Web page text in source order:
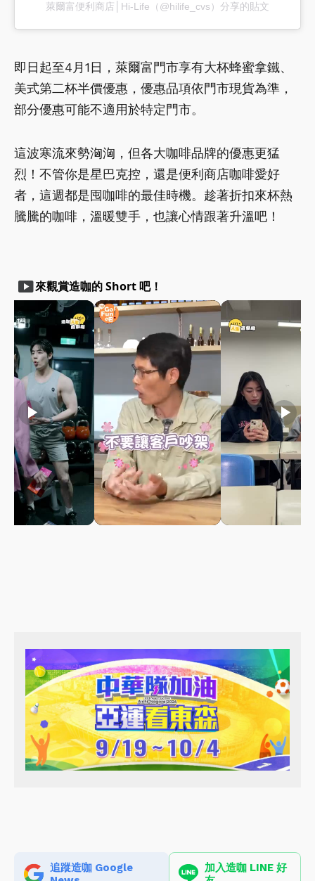
萊爾富便利商店│Hi-Life（@hilife_cvs）分享的貼文
即日起至4月1日，萊爾富門市享有大杯蜂蜜拿鐵、
美式第二杯半價優惠，優惠品項依門市現貨為準，
部分優惠可能不適用於特定門市。
這波寒流來勢洶洶，但各大咖啡品牌的優惠更猛
烈！不管你是星巴克控，還是便利商店咖啡愛好
者，這週都是囤咖啡的最佳時機。趁著折扣來杯熱
騰騰的咖啡，溫暖雙手，也讓心情跟著升溫吧！
smart_display來觀賞造咖的 Short 吧！
play_arrow play_arrow play_arrow
追蹤造咖 Google
加入造咖 LINE 好